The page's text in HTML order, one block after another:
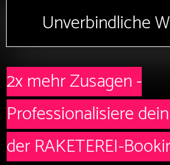
Unverbindliche
2x mehr Zusagen -
Professionalisiere
der RAKETEREI-